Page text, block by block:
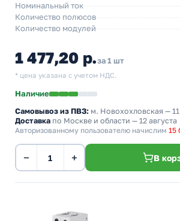
Номинальный ток
Количество полюсов
Количество модулей
1 477,20 р.за 1 шт
* цена указана с учетом НДС.
Наличие
Самовывоз из ПВЗ: м. Новохохловская —
Доставка по Москве и области — 12 августа
Авторизованному пользователю начислим 15
− + В